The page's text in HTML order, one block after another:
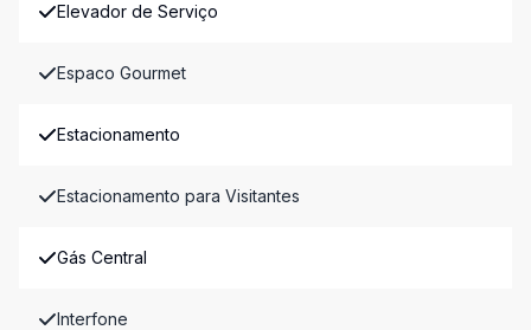
Elevador de Serviço
Espaco Gourmet
Estacionamento
Estacionamento para Visitantes
Gás Central
Interfone